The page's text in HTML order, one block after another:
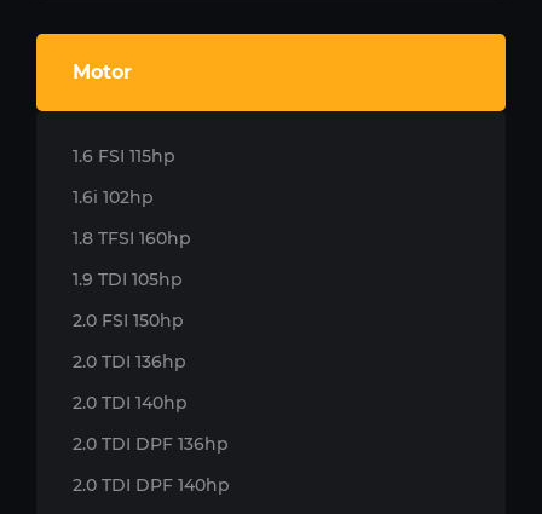
Motor
1.6 FSI 115hp
1.6i 102hp
1.8 TFSI 160hp
1.9 TDI 105hp
2.0 FSI 150hp
2.0 TDI 136hp
2.0 TDI 140hp
2.0 TDI DPF 136hp
2.0 TDI DPF 140hp